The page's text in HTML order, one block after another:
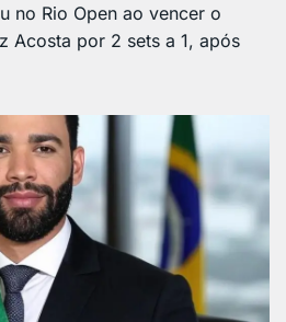
no Rio Open ao vencer o
Acosta por 2 sets a 1, após